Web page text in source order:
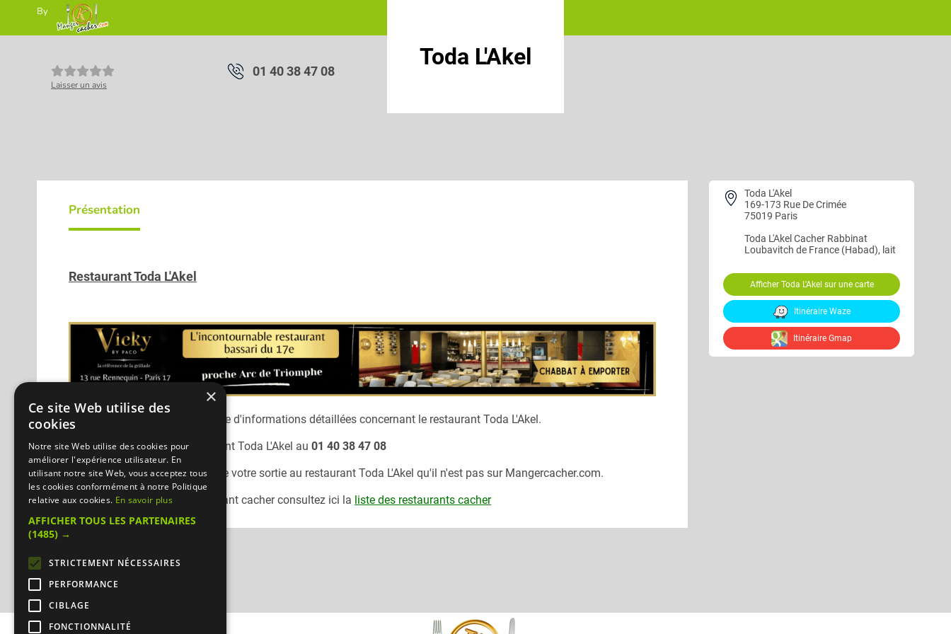
By
Toda L'Akel
01 40 38 47 08
Laisser un avis
Toda L'Akel
169-173 Rue De Crimée
75019 Paris
Toda L'Akel Cacher Rabbinat
Loubavitch de France (Habad), lait
Afficher Toda L'Akel sur une carte
Itinéraire Waze
Itinéraire Gmap
Présentation
Restaurant Toda L'Akel
Désolé, nous n'avons pas encore d'informations détaillées concernant le restaurant Toda L'Akel.
Vous pouvez joindre le restaurant Toda L'Akel au 01 40 38 47 08
N'oubliez pas de préciser lors de votre sortie au restaurant Toda L'Akel qu'il n'est pas sur Mangercacher.com.
Pour consulter un autre restaurant cacher consultez ici la liste des restaurants cacher
×
Ce site Web utilise des
cookies
Notre site Web utilise des cookies pour
améliorer l'expérience utilisateur. En
utilisant notre site Web, vous acceptez tous
les cookies conformément à notre Politique
relative aux cookies. En savoir plus
AFFICHER TOUS LES PARTENAIRES
(1485) →
STRICTEMENT NÉCESSAIRES
PERFORMANCE
CIBLAGE
FONCTIONNALITÉ